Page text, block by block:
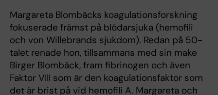
Margareta Blombäcks koagulationsforskning
fokuserade främst på blödarsjuka (hemofili
och von Willebrands sjukdom). Redan på 50-
talet renade hon, tillsammans med sin make
Birger Blombäck, fram fibrinogen och även
Faktor VIII som är den koagulationsfaktor som
det är brist på vid hemofili A. Margareta och